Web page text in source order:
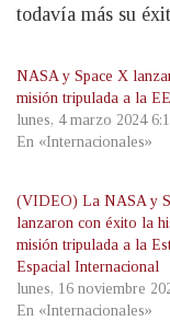
todavía más su
NASA y Space X
misión tripulada a la
lunes, 4 marzo 2024
En «Internacionales»
(VIDEO) La NASA y
lanzaron con éxito la
misión tripulada a la
Espacial Internacional
lunes, 16 noviembre
En «Internacionales»